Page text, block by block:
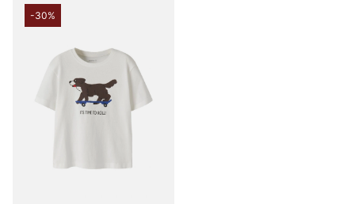
og Australien, og dækker behovene hos børn i alderen
0-16 år.
Informationen er hentet fra Nam Its hjemmeside:
https://www.nameit.com/sv-se/aboutus.html
Andre populære mærker:
Björn Borg
-30%